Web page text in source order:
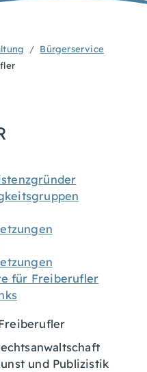
Bürgerservice
für Freiberufler
und Publizistik